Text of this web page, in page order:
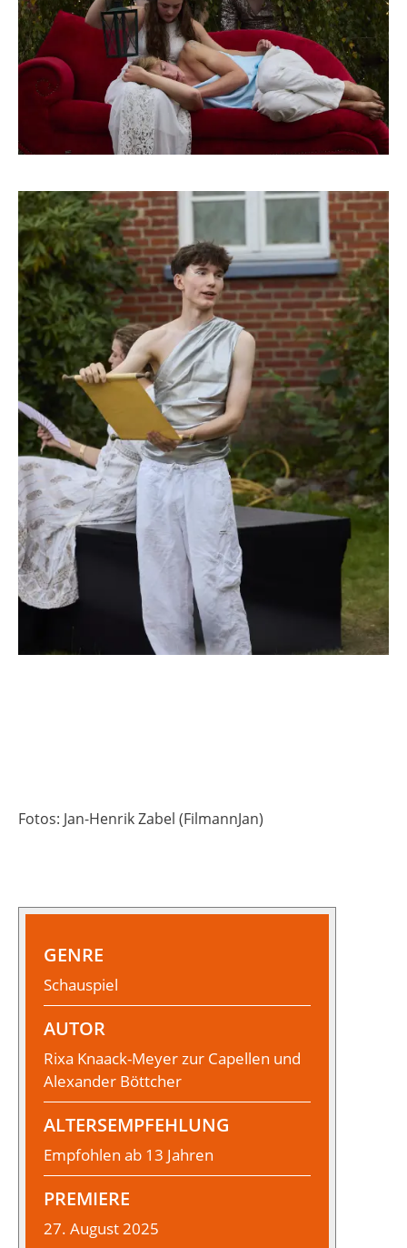
Fotos: Jan-Henrik Zabel (FilmannJan)
GENRE
Schauspiel
AUTOR
Rixa Knaack-Meyer zur Capellen und
Alexander Böttcher
ALTERSEMPFEHLUNG
Empfohlen ab 13 Jahren
PREMIERE
27. August 2025